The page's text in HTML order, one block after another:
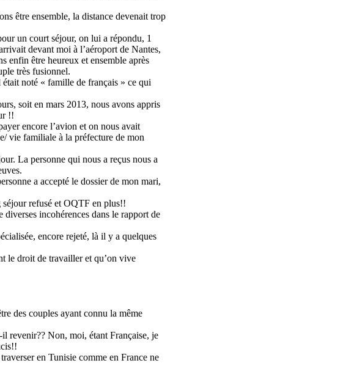
être ensemble, la distance devenait trop
un court séjour, on lui a répondu, 1
devant moi à l’aéroport de Nantes,
enfin être heureux et ensemble après
très fusionnel.
noté « famille de français » ce qui
soit en mars 2013, nous avons appris
!!
encore l’avion et on nous avait
vie familiale à la préfecture de mon
La personne qui nous a reçus nous a
a accepté le dossier de mon mari,
séjour refusé et OQTF en plus!!
incohérences dans le rapport de
encore rejeté, là il y a quelques
le droit de travailler et qu’on vive
des couples ayant connu la même
revenir?? Non, moi, étant Française, je
en Tunisie comme en France ne